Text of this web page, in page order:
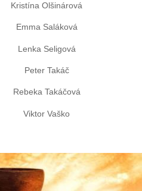
Kristína Olšinárová
Emma Saláková
Lenka Seligová
Peter Takáč
Rebeka Takáčová
Viktor Vaško